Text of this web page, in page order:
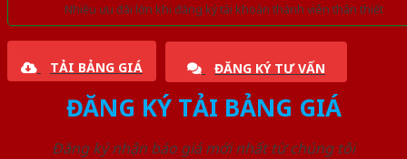
Nhiều ưu đãi lớn khi đăng ký tài khoản thành viên thân thiết
TẢI BẢNG GIÁ ĐĂNG KÝ TƯ VẤN
ĐĂNG KÝ TẢI BẢNG GIÁ
Đăng ký nhận báo giá mới nhất từ chúng tôi